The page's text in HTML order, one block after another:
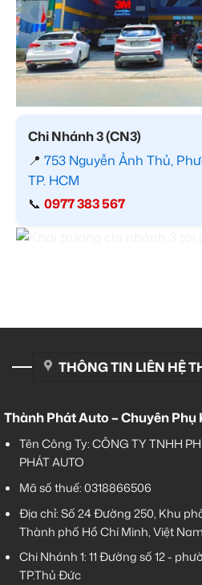
Chi Nhánh 3 (CN3)
📍 753 Nguyễn Ảnh Thủ,
TP. HCM
📞 0977 383 567
THÔNG TIN LIÊN HỆ
Thành Phát Auto – Chuyên Phụ
Tên Công Ty: CÔNG TY TNHH
PHÁT AUTO
Mã số thuế: 0318866506
Địa chỉ: Số 24 Đường 250, Khu
Thành phố Hồ Chí Minh, Việt Nam
Chi Nhánh 1:11 Đường số 12 -
TP.Thủ Đức